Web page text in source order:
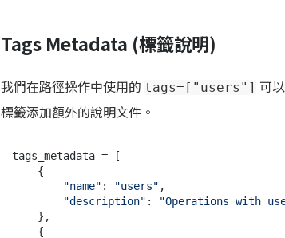
Tags Metadata (標籤說明)
我們在路徑操作中使用的 tags=["users"] 可
標籤添加額外的說明文件。
tags_metadata = [
"name" : "users" ,
"description" : "Operations with